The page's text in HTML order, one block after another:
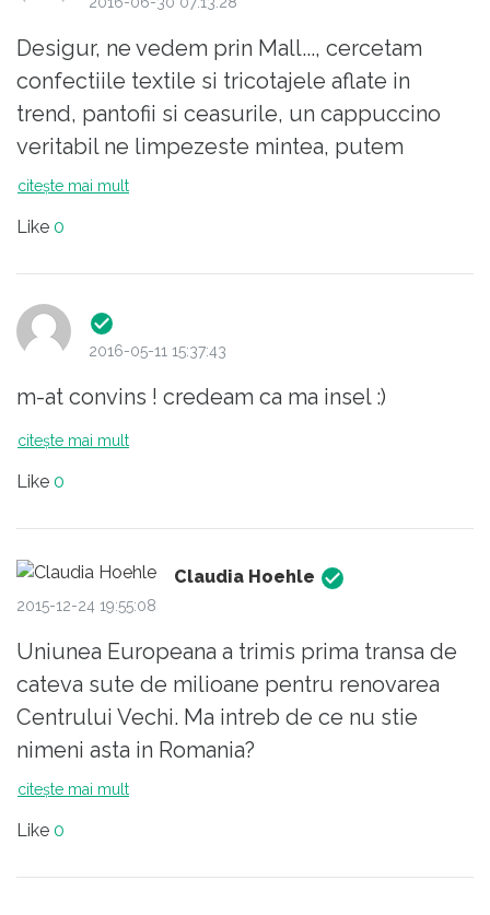
Desigur, ne vedem prin Mall..., cercetam
confectiile textile si tricotajele aflate in
trend, pantofii si ceasurile, un cappuccino
veritabil ne limpezeste mintea, putem
discuta despre diferenta fata de latte
italian???...sau largim aria???..., daca avem
noroc, poate-l vedem pe Banica junior ori
vreo vedeta tv ( super!)...si daca nu suntem
vreun film misto...
NB Ma tem ca Bucurestiul nu pentru
renovare e inchis. Renovarea ar include si o
citește mai mult
Like 0
2016-05-11 15:37:43
m-at convins ! credeam ca ma insel :)
citește mai mult
Like 0
Claudia Hoehle
2015-12-24 19:55:08
Uniunea Europeana a trimis prima transa de
cateva sute de milioane pentru renovarea
Centrului Vechi. Ma intreb de ce nu stie
nimeni asta in Romania?
citește mai mult
Like 0